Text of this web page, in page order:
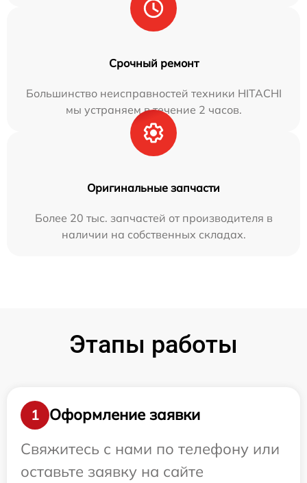
Срочный ремонт
Большинство неисправностей техники HITACHI
мы устраняем в течение 2 часов.
Оригинальные запчасти
Более 20 тыс. запчастей от производителя в
наличии на собственных складах.
Этапы работы
1
Оформление заявки
Свяжитесь с нами по телефону или
оставьте заявку на сайте